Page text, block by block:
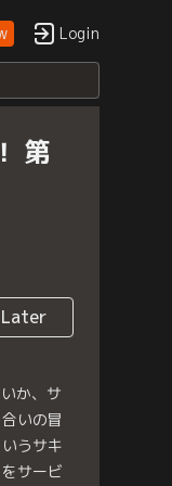
Login
第
か、サ
いの冒
うサキ
サービ